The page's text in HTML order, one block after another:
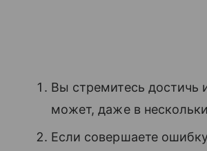
Вы стремитесь достичь
может, даже в
Если совершаете